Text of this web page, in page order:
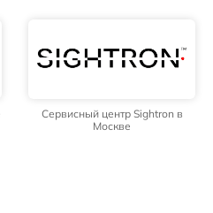
Сервисный центр Sightron в
Москве